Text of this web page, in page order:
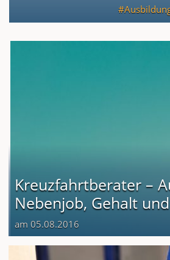
Kreuzfahrtberater –
Nebenjob, Gehalt
am 05.08.2016